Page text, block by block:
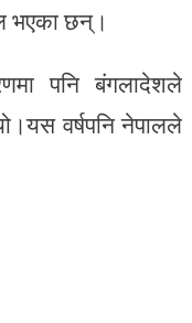
भएका छन्।
पनि बंगलादेशले
वर्षपनि नेपालले